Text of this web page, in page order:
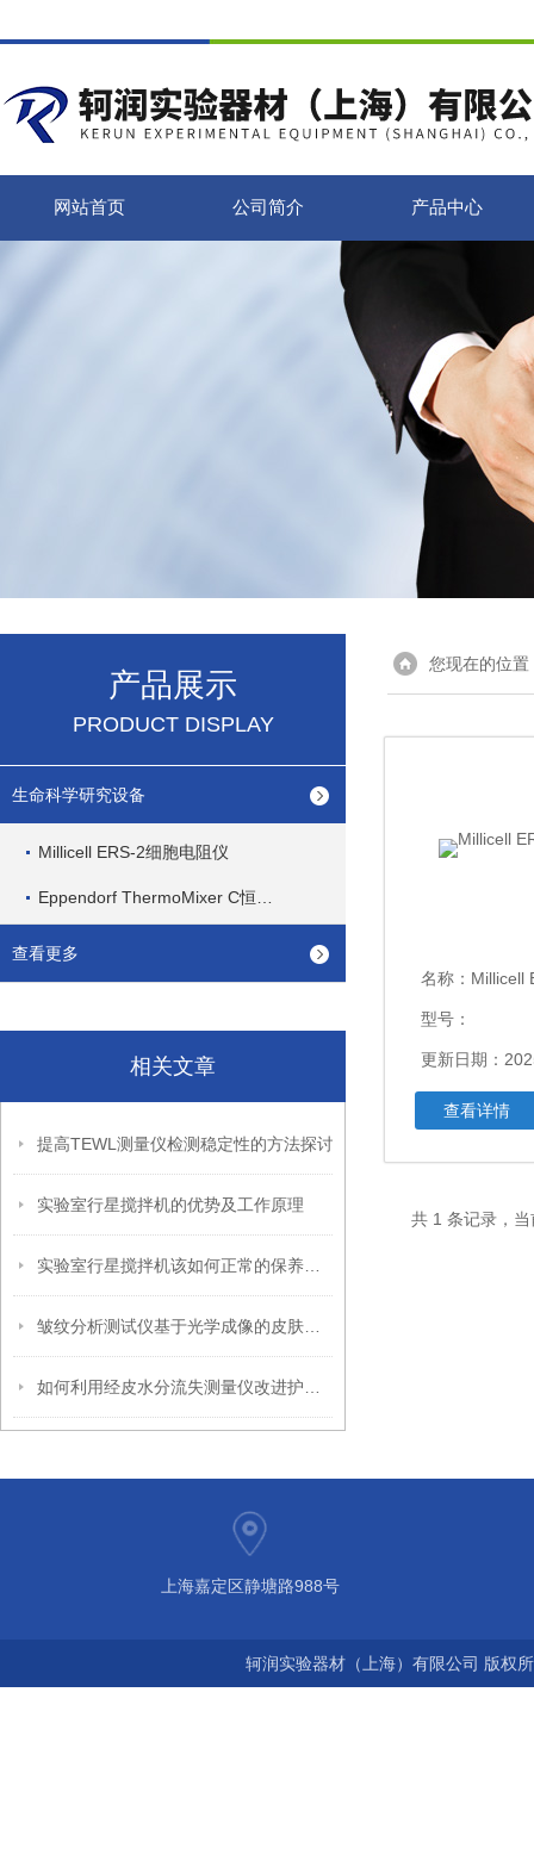
网站首页 公司简介 产品中心
产品展示
PRODUCT DISPLAY
生命科学研究设备
Millicell ERS-2细胞电阻仪
查看更多
相关文章
提高TEWL测量仪检测稳定性的方法探讨
实验室行星搅拌机的优势及工作原理
您现在的位置
名称： Millicell
型号：
更新日期：
查看详情
共 1 条记录，
上海嘉定区静塘路988号
轲润实验器材（上海）有限公司 版权